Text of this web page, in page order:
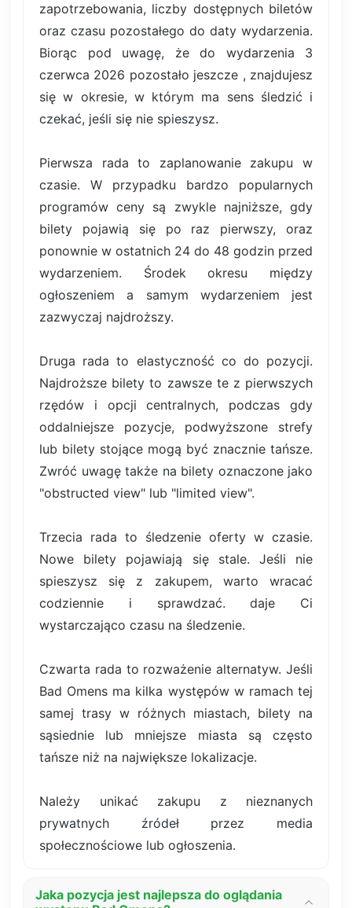
zapotrzebowania, liczby dostępnych biletów
oraz czasu pozostałego do daty wydarzenia.
Biorąc pod uwagę, że do wydarzenia 3
czerwca 2026 pozostało jeszcze , znajdujesz
się w okresie, w którym ma sens śledzić i
czekać, jeśli się nie spieszysz.
Pierwsza rada to zaplanowanie zakupu w
czasie. W przypadku bardzo popularnych
programów ceny są zwykle najniższe, gdy
bilety pojawią się po raz pierwszy, oraz
ponownie w ostatnich 24 do 48 godzin przed
wydarzeniem. Środek okresu między
ogłoszeniem a samym wydarzeniem jest
zazwyczaj najdroższy.
Druga rada to elastyczność co do pozycji.
Najdroższe bilety to zawsze te z pierwszych
rzędów i opcji centralnych, podczas gdy
oddalniejsze pozycje, podwyższone strefy
lub bilety stojące mogą być znacznie tańsze.
Zwróć uwagę także na bilety oznaczone jako
"obstructed view" lub "limited view".
Trzecia rada to śledzenie oferty w czasie.
Nowe bilety pojawiają się stale. Jeśli nie
spieszysz się z zakupem, warto wracać
codziennie i sprawdzać. daje Ci
wystarczająco czasu na śledzenie.
Czwarta rada to rozważenie alternatyw. Jeśli
Bad Omens ma kilka występów w ramach tej
samej trasy w różnych miastach, bilety na
sąsiednie lub mniejsze miasta są często
tańsze niż na największe lokalizacje.
Należy unikać zakupu z nieznanych
prywatnych źródeł przez media
społecznościowe lub ogłoszenia.
Jaka pozycja jest najlepsza do oglądania